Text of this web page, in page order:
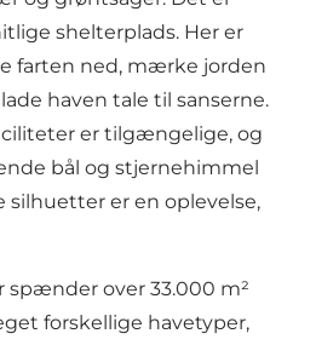
shelterplads. Her er
farten ned, mærke jorden
haven tale til sanserne.
er tilgængelige, og
bål og stjernehimmel
silhuetter er en oplevelse,
spænder over 33.000 m²
forskellige havetyper,